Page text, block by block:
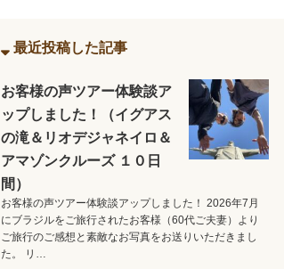
最近投稿した記事
お客様の声ツアー体験談ア
ップしました！（イグアス
の滝＆リオデジャネイロ＆
アマゾンクルーズ １０日
間）
お客様の声ツアー体験談アップしました！ 2026年7月
にブラジルをご旅行されたお客様（60代ご夫妻）より
ご旅行のご感想と素敵なお写真をお送りいただきまし
た。 リ…